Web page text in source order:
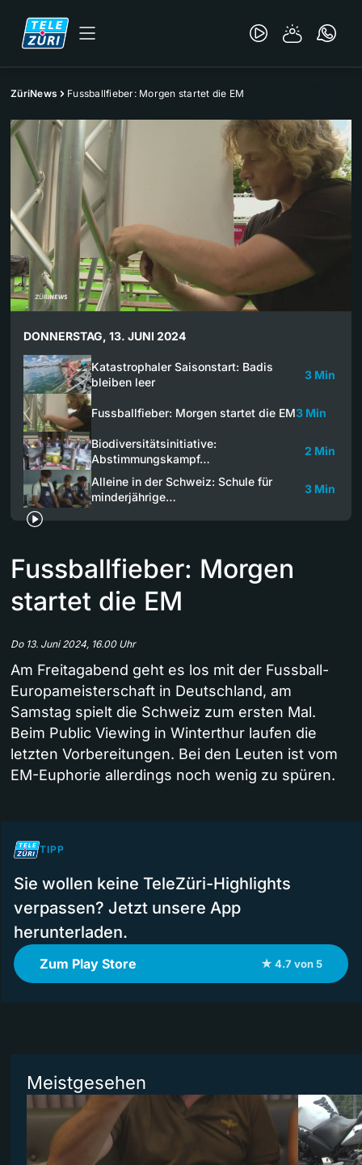
ZüriNews Fussballfieber: Morgen startet die EM
DONNERSTAG, 13. JUNI 2024
Katastrophaler Saisonstart: Badis
bleiben leer
3 Min
Fussballfieber: Morgen startet die EM3 Min
Biodiversitätsinitiative:
Abstimmungskampf…
2 Min
Alleine in der Schweiz: Schule für
minderjährige…
3 Min
Fussballfieber: Morgen
startet die EM
Do 13. Juni 2024, 16.00 Uhr
Am Freitagabend geht es los mit der Fussball-
Europameisterschaft in Deutschland, am
Samstag spielt die Schweiz zum ersten Mal.
Beim Public Viewing in Winterthur laufen die
letzten Vorbereitungen. Bei den Leuten ist vom
EM-Euphorie allerdings noch wenig zu spüren.
TIPP
Sie wollen keine TeleZüri-Highlights
verpassen? Jetzt unsere App
herunterladen.
Zum Play Store ★ 4.7 von 5
Meistgesehen